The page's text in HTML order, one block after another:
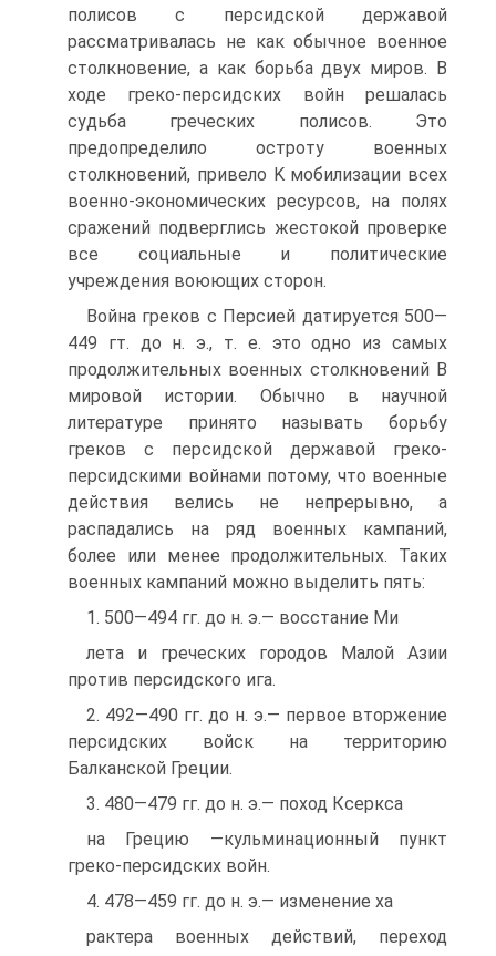
полисов с персидской державой
рассматривалась не как обычное военное
столкновение, а как борьба двух миров. B
ходе греко-персидских войн решалась
судьба греческих полисов. Это
предопределило остроту военных
столкновений, привело K мобилизации всех
военно-экономических ресурсов, на полях
сражений подверглись жестокой проверке
все социальные и политические
учреждения воюющих сторон.
Война греков с Персией датируется 500—
449 гт. до н. э., т. e. это одно из самых
продолжительных военных столкновений B
мировой истории. Обычно в научной
литературе принято называть борьбу
греков с персидской державой греко-
персидскими войнами потому, что военные
действия велись не непрерывно, а
распадались на ряд военных кампаний,
более или менее продолжительных. Таких
военных кампаний можно выделить пять:
1. 500—494 гг. до н. э.— восстание Ми
лета и греческих городов Малой Азии
против персидского ига.
2. 492—490 гг. до н. э.— первое вторжение
персидских войск на территорию
Балканской Греции.
3. 480—479 гг. до н. э.— поход Ксеркса
на Грецию —кульминационный пункт
греко-персидских войн.
4. 478—459 гг. до н. э.— изменение ха
рактера военных действий, переход